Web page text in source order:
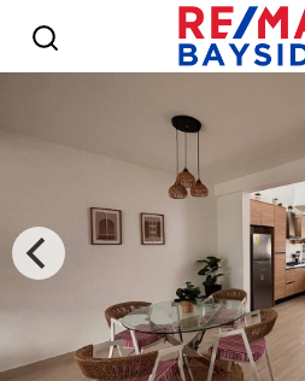
Penthouse en Dominicus con